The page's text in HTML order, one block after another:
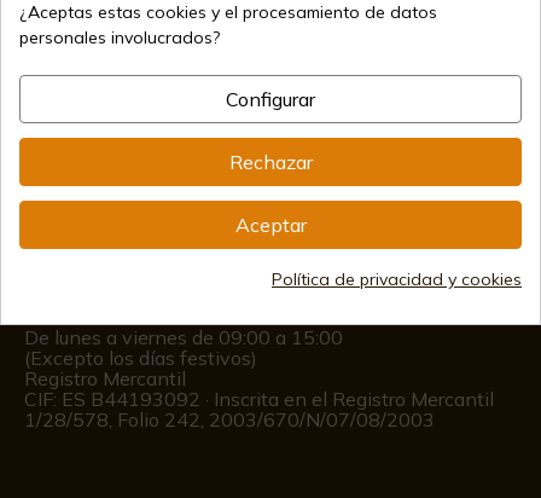
info@aceros-de-hispania.com
De lunes a viernes de 09:00 a 15:00
(Excepto los días festivos)
Registro Mercantil
CIF: ES B44193092 · Inscrita en el Registro Mercantil
1/28/578, Folio 242, 2003/670/N/07/08/2003
¿Aceptas estas cookies y el procesamiento de datos
personales involucrados?
Configurar
Rechazar
Aceptar
Política de privacidad y cookies